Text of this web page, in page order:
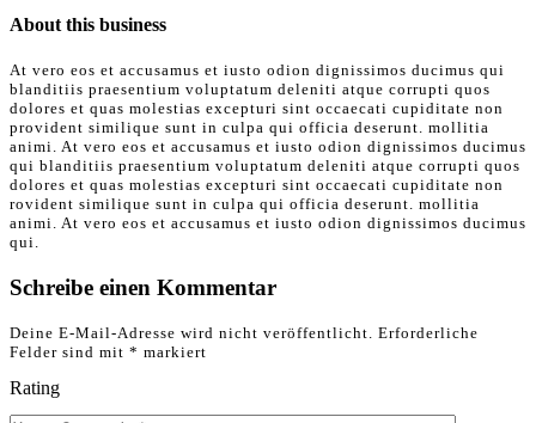
About this business
At vero eos et accusamus et iusto odion dignissimos ducimus qui
blanditiis praesentium voluptatum deleniti atque corrupti quos
dolores et quas molestias excepturi sint occaecati cupiditate non
provident similique sunt in culpa qui officia deserunt. mollitia
animi. At vero eos et accusamus et iusto odion dignissimos ducimus
qui blanditiis praesentium voluptatum deleniti atque corrupti quos
dolores et quas molestias excepturi sint occaecati cupiditate non
rovident similique sunt in culpa qui officia deserunt. mollitia
animi. At vero eos et accusamus et iusto odion dignissimos ducimus
qui.
Schreibe einen Kommentar
Deine E-Mail-Adresse wird nicht veröffentlicht. Erforderliche
Felder sind mit * markiert
Rating